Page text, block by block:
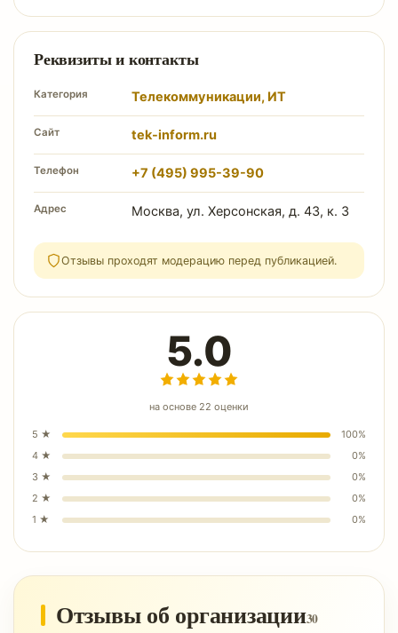
Реквизиты и контакты
Категория Телекоммуникации, ИТ
Сайт tek-inform.ru
Телефон +7 (495) 995-39-90
Адрес Москва, ул. Херсонская, д. 43, к. 3
Отзывы проходят модерацию перед публикацией.
5.0
на основе 22 оценки
5 ★ 100%
4 ★ 0%
3 ★ 0%
2 ★ 0%
1 ★ 0%
Отзывы об организации30